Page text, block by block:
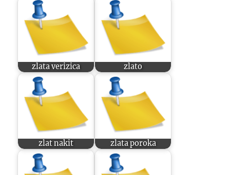
zlata verizica zlato
zlat nakit zlata poroka